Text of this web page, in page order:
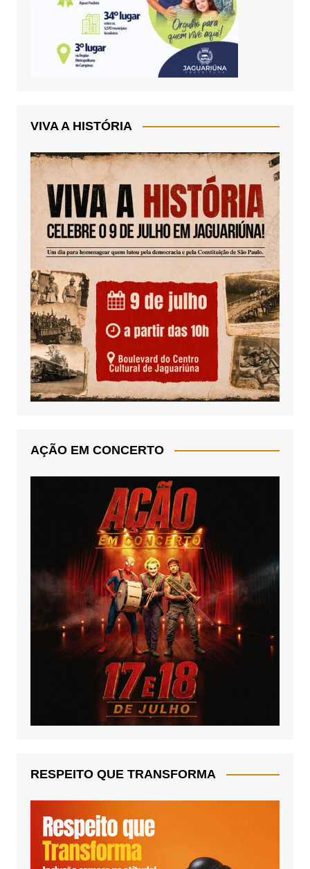
VIVA A HISTÓRIA
AÇÃO EM CONCERTO
RESPEITO QUE TRANSFORMA